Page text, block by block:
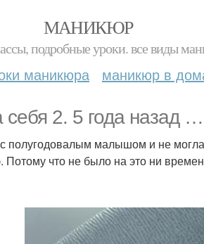
МАНИКЮР
подробные уроки. все виды
маникюра маникюр в
2. 5 года назад
полугодовалым малышом и не могла
Потому что не было на это ни